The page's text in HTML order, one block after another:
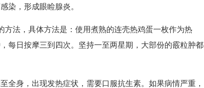
染，形成眼睑腺炎。
法，具体方法是：使用煮熟的连壳热鸡蛋一枚作为热
每日按摩三到四次。坚持一至两星期，大部份的霰粒肿都
身，出现发热症状，需要口服抗生素。如果病情严重，